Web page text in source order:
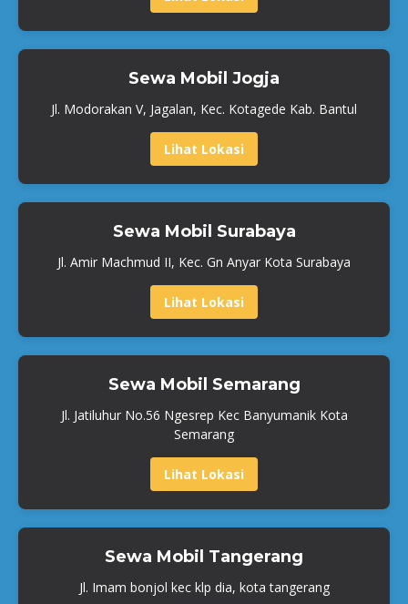
Sewa Mobil Jogja
Jl. Modorakan V, Jagalan, Kec. Kotagede Kab. Bantul
Lihat Lokasi
Sewa Mobil Surabaya
Jl. Amir Machmud II, Kec. Gn Anyar Kota Surabaya
Lihat Lokasi
Sewa Mobil Semarang
Jl. Jatiluhur No.56 Ngesrep Kec Banyumanik Kota
Semarang
Lihat Lokasi
Sewa Mobil Tangerang
Jl. Imam bonjol kec klp dia, kota tangerang